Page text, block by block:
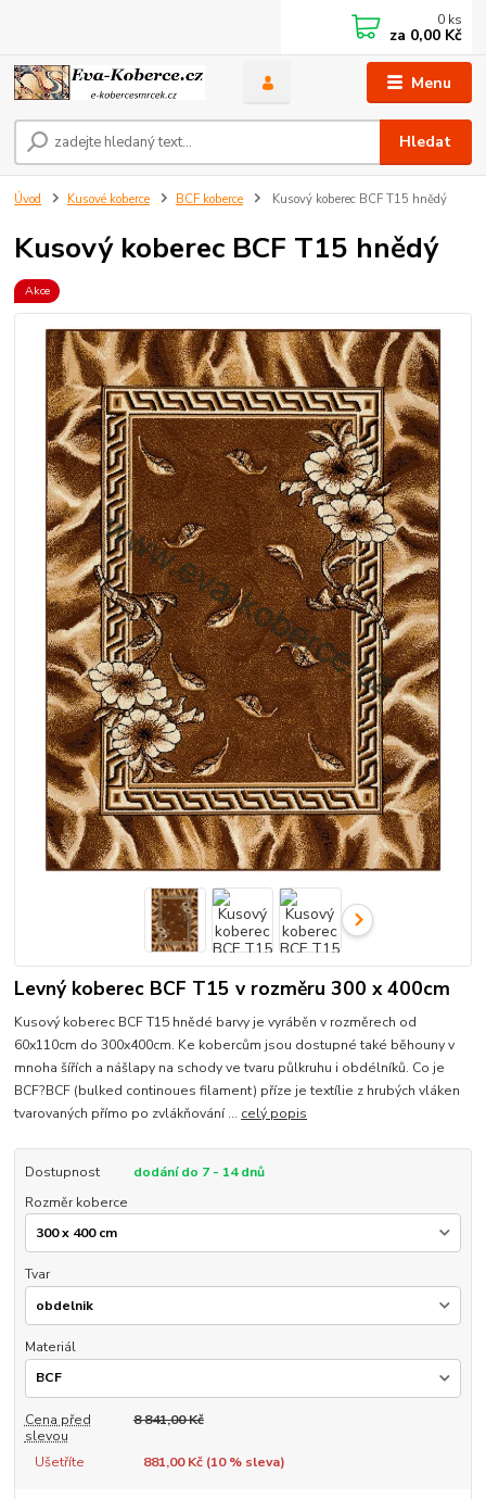
Menu
Hledat
0 ks
za 0,00 Kč
Úvod Kusové koberce BCF koberce Kusový koberec BCF T15 hnědý
Kusový koberec BCF T15 hnědý
Akce
Levný koberec BCF T15 v rozměru 300 x 400cm
Kusový koberec BCF T15 hnědé barvy je vyráběn v rozměrech od
60x110cm do 300x400cm. Ke kobercům jsou dostupné také běhouny v
mnoha šířích a nášlapy na schody ve tvaru půlkruhu i obdélníků. Co je
BCF?BCF (bulked continoues filament) příze je textílie z hrubých vláken
tvarovaných přímo po zvlákňování ... celý popis
Dostupnost
dodání do 7 - 14 dnů
Rozměr koberce
Tvar
Materiál
Cena před
slevou
8 841,00 Kč
Ušetříte 881,00 Kč (10% sleva)